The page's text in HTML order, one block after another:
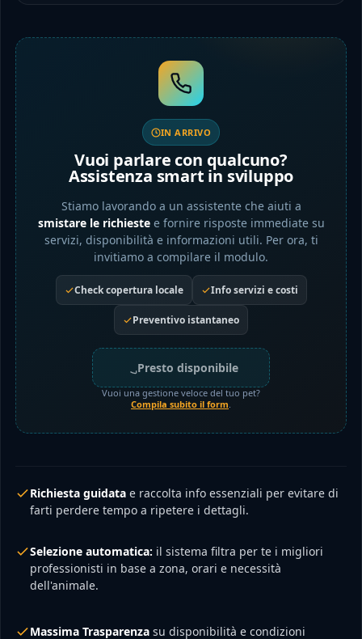
IN ARRIVO
Vuoi parlare con qualcuno?
Assistenza smart in sviluppo
Stiamo lavorando a un assistente che aiuti a
smistare le richiestee fornire risposte immediate su
servizi, disponibilità e informazioni utili. Per ora, ti
invitiamo a compilare il modulo.
Check copertura locale Info servizi e costi
Preventivo istantaneo
Presto disponibile
Vuoi una gestione veloce del tuo pet?
Compila subito il form.
Richiesta guidata e raccolta info essenziali per evitare di
farti perdere tempo a ripetere i dettagli.
Selezione automatica: il sistema filtra per te i migliori
professionisti in base a zona, orari e necessità
dell'animale.
Massima Trasparenza su disponibilità e condizioni